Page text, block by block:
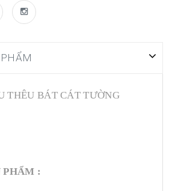
THÊU BÁT CÁT TƯỜNG
PHẨM :